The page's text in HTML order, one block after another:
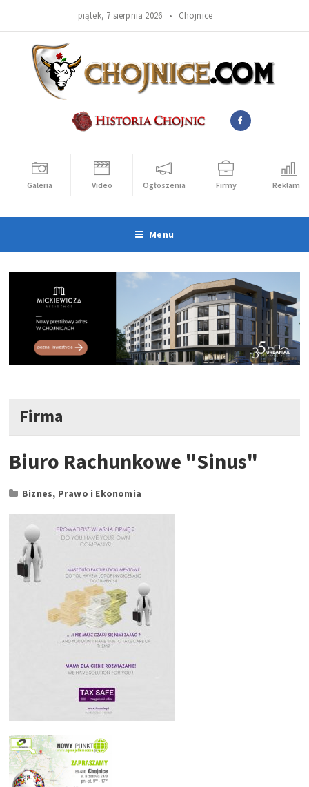
piątek, 7 sierpnia 2026 • Chojnice
Galeria Video Ogłoszenia Firmy Reklama
Menu
Firma
Biuro Rachunkowe "Sinus"
Biznes, Prawo i Ekonomia